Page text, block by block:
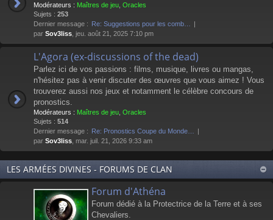
Modérateurs : Maîtres de jeu Oracles
Sujets : 253
Dernier message : Re: Suggestions pour les comb…
par Sov3liss , jeu. août 21, 2025 7:10 pm
L'Agora (ex-discussions of the dead)
Parlez ici de vos passions : films, musique, livres ou mangas,
n'hésitez pas à venir discuter des œuvres que vous aimez ! Vous
trouverez aussi nos jeux et notamment le célèbre concours de
pronostics.
Modérateurs : Maîtres de jeu Oracles
Sujets : 514
Dernier message : Re: Pronostics Coupe du Monde…
par Sov3liss , mar. juil. 21, 2026 9:33 am
LES ARMÉES DIVINES - FORUMS DE CLAN
Forum d'Athéna
Forum dédié à la Protectrice de la Terre et à ses
Chevaliers.